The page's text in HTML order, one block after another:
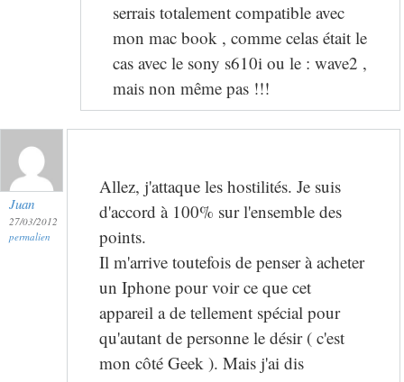
serrais totalement compatible avec
mon mac book , comme celas était le
cas avec le sony s610i ou le : wave2 ,
mais non même pas !!!
Juan
27/03/2012
permalien
Allez, j'attaque les hostilités. Je suis
d'accord à 100% sur l'ensemble des
points.
Il m'arrive toutefois de penser à acheter
un Iphone pour voir ce que cet
appareil a de tellement spécial pour
qu'autant de personne le désir ( c'est
mon côté Geek ). Mais j'ai dis